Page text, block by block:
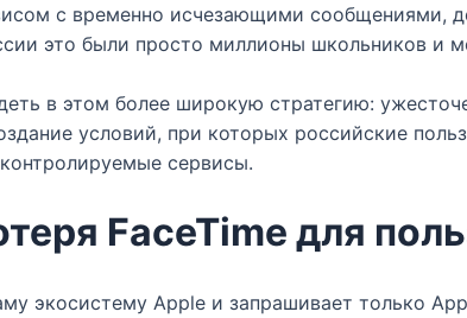
с временно исчезающими сообщениями,
это были просто миллионы школьников и
в этом более широкую стратегию:
условий, при которых российские
сервисы.​
FaceTime для
экосистему Apple и запрашивает только